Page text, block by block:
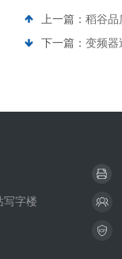
上一篇： 稻谷品
下一篇： 变频
写字楼